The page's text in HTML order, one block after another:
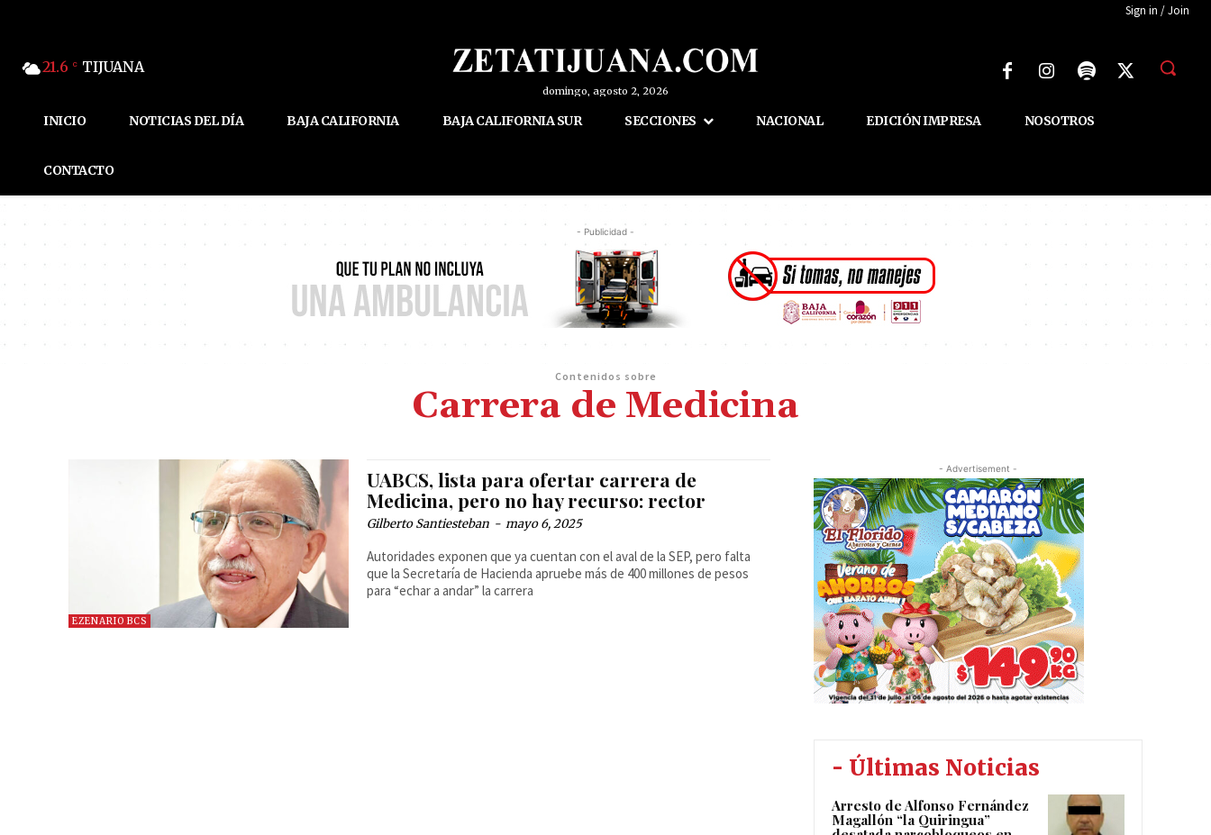
Sign in / Join
21.6 C TIJUANA
domingo, agosto 2, 2026
INICIO NOTICIAS DEL DÍA BAJA CALIFORNIA BAJA CALIFORNIA SUR SECCIONES NACIONAL EDICIÓN IMPRESA NOSOTROS
CONTACTO
- Publicidad -
Contenidos sobre
Carrera de Medicina
EZENARIO BCS
UABCS, lista para ofertar carrera de
Medicina, pero no hay recurso: rector
Gilberto Santiesteban - mayo 6, 2025
Autoridades exponen que ya cuentan con el aval de la SEP, pero falta
que la Secretaría de Hacienda apruebe más de 400 millones de pesos
para “echar a andar” la carrera
- Advertisement -
- Últimas Noticias
Arresto de Alfonso Fernández
Magallón “la Quiringua”